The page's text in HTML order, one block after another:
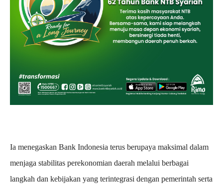
Ia menegaskan Bank Indonesia terus berupaya maksimal dalam
menjaga stabilitas perekonomian daerah melalui berbagai
langkah dan kebijakan yang terintegrasi dengan pemerintah serta